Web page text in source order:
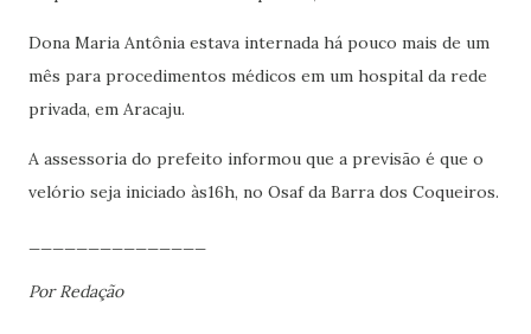
Dona Maria Antônia estava internada há pouco mais de um
mês para procedimentos médicos em um hospital da rede
privada, em Aracaju.
A assessoria do prefeito informou que a previsão é que o
velório seja iniciado às16h, no Osaf da Barra dos Coqueiros.
Por Redação